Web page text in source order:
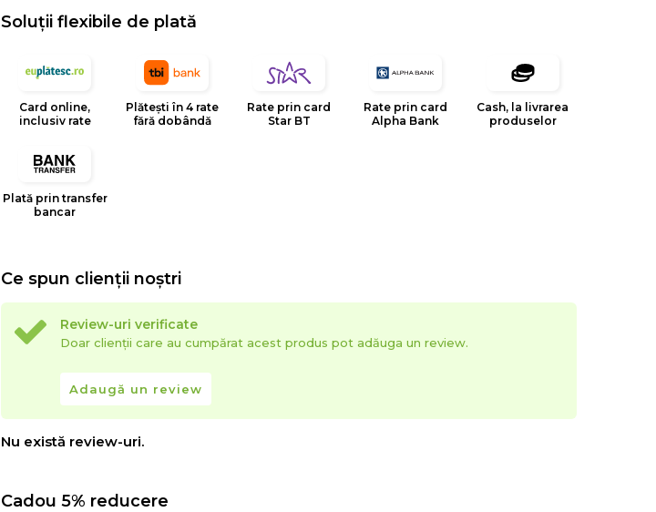
Soluții flexibile de plată
Card online,
inclusiv rate
Plătești în 4 rate
fără dobândă
Rate prin card
Star BT
Rate prin card
Alpha Bank
Cash, la livrarea
produselor
Plată prin transfer
bancar
Ce spun clienții noștri
Review-uri verificate
Doar clienții care au cumpărat acest produs pot adăuga un review.
Adaugă un review
Nu există review-uri.
Cadou 5% reducere